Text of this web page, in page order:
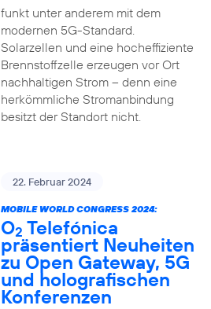
funkt unter anderem mit dem
modernen 5G-Standard.
Solarzellen und eine hocheffiziente
Brennstoffzelle erzeugen vor Ort
nachhaltigen Strom – denn eine
herkömmliche Stromanbindung
besitzt der Standort nicht.
22. Februar 2024
MOBILE WORLD CONGRESS 2024:
O2 Telefónica
präsentiert Neuheiten
zu Open Gateway, 5G
und holografischen
Konferenzen